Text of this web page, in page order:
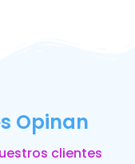
Opinan
clientes